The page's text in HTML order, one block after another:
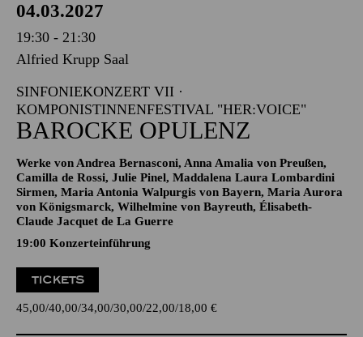
04.03.2027
19:30 - 21:30
Alfried Krupp Saal
SINFONIEKONZERT VII ·
KOMPONISTINNENFESTIVAL "HER:VOICE"
BAROCKE OPULENZ
Werke von Andrea Bernasconi, Anna Amalia von Preußen,
Camilla de Rossi, Julie Pinel, Maddalena Laura Lombardini
Sirmen, Maria Antonia Walpurgis von Bayern, Maria Aurora
von Königsmarck, Wilhelmine von Bayreuth, Élisabeth-
Claude Jacquet de La Guerre
19:00 Konzerteinführung
TICKETS
45,00 40,00 34,00 30,00 22,00 18,00 €